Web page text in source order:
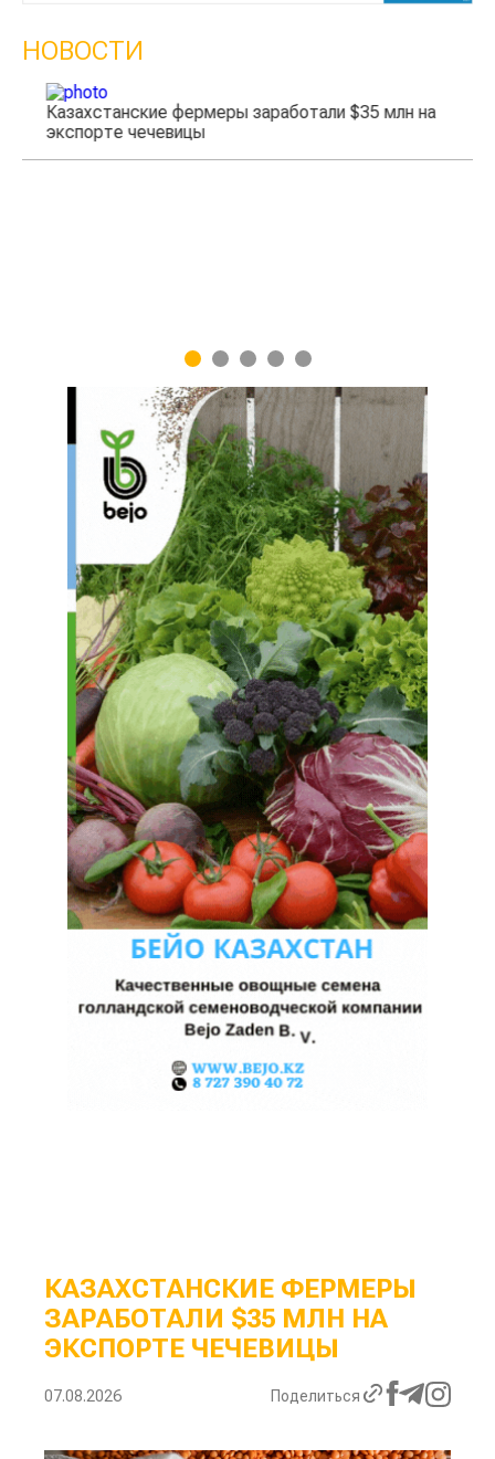
НОВОСТИ
фермеры заработали $35 млн на
чечевицы
1 2 3 4 5
КАЗАХСТАНСКИЕ ФЕРМЕРЫ
ЗАРАБОТАЛИ $35 МЛН НА
ЭКСПОРТЕ ЧЕЧЕВИЦЫ
07.08.2026 Поделиться